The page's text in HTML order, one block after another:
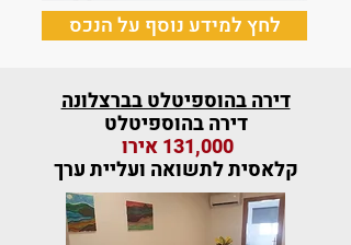
לחץ למידע נוסף על הנכס
דירה בהוספיטלט בברצלונה
דירה בהוספיטלט
131,000 אירו
קלאסית לתשואה ועליית ערך